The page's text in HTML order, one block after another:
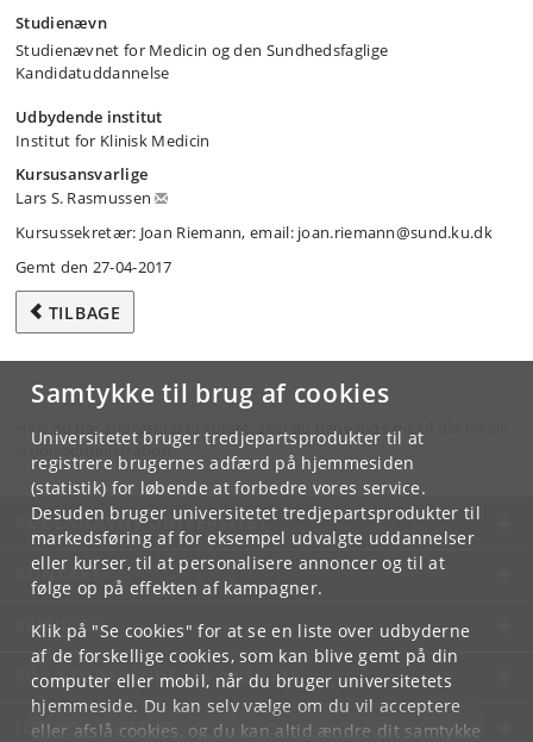
Samtykke til brug af cookies
Universitetet bruger tredjepartsprodukter til at
registrere brugernes adfærd på hjemmesiden
(statistik) for løbende at forbedre vores service.
Desuden bruger universitetet tredjepartsprodukter til
markedsføring af for eksempel udvalgte uddannelser
eller kurser, til at personalisere annoncer og til at
følge op på effekten af kampagner.
Klik på "Se cookies" for at se en liste over udbyderne
af de forskellige cookies, som kan blive gemt på din
computer eller mobil, når du bruger universitetets
hjemmeside. Du kan selv vælge om du vil acceptere
eller afslå cookies, og du kan altid ændre dit samtykke
Studienævn
Studienævnet for Medicin og den Sundhedsfaglige
Kandidatuddannelse
Udbydende institut
Institut for Klinisk Medicin
Kursusansvarlige
Lars S. Rasmussen
Kursussekretær: Joan Riemann, email: joan.riemann@sund.ku.dk
Gemt den 27-04-2017
TILBAGE
Hvis du har spørgsmål til kurset, skal du henvende dig til din lokale
studieadministration.
KØBENHAVNS UNIVERSITET
KONTAKT
SERVICES
FOR STUDERENDE OG ANSATTE
JOB OG KARRIERE